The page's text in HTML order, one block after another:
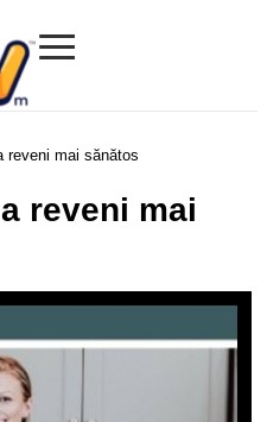
Gohov.com
≡
reveni mai sănătos
reveni mai